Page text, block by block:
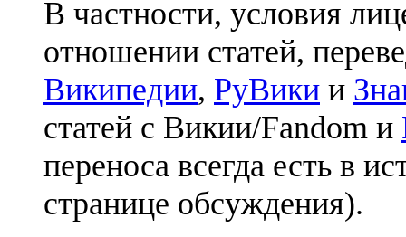
В частности, условия
отношении статей,
Википедии, РуВики и
статей с Викии/Fandom и
переноса всегда есть в
странице обсуждения).